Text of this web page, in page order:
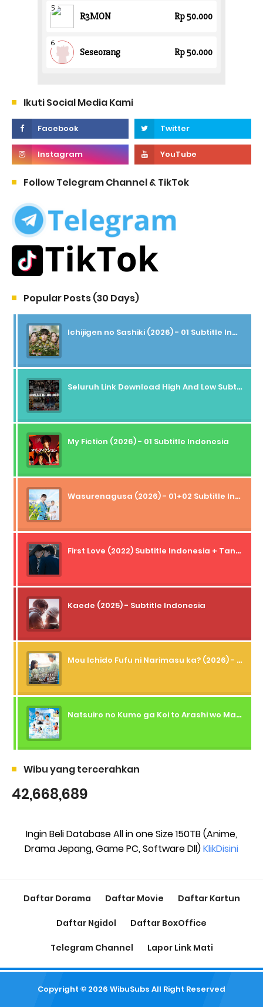
Ikuti Social Media Kami
Follow Telegram Channel & TikTok
Popular Posts (30 Days)
Ichijigen no Sashiki (2026) - 01 Subtitle Indonesia
Seluruh Link Download High And Low Subtitle Indonesia
My Fiction (2026) - 01 Subtitle Indonesia
Wasurenagusa (2026) - 01+02 Subtitle Indonesia
First Love (2022) Subtitle Indonesia + Tanpa Iklan + Streaming + 1080p
Kaede (2025) - Subtitle Indonesia
Mou Ichido Fufu ni Narimasu ka? (2026) - 01 Subtitle Indonesia
Natsuiro no Kumo ga Koi to Arashi wo Makiokosu (2026) - 01 Subtitle Indonesia
Wibu yang tercerahkan
42,668,689
Ingin Beli Database All in one Size 150TB (Anime,
Drama Jepang, Game PC, Software Dll)KlikDisini
Daftar Dorama Daftar Movie Daftar Kartun
Daftar Ngidol Daftar BoxOffice
Telegram Channel Lapor Link Mati
Copyright © 2026 WibuSubs All Right Reserved